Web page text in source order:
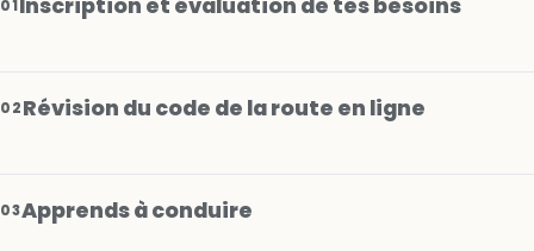
01Inscription et évaluation de tes besoins
02Révision du code de la route en ligne
03Apprends à conduire